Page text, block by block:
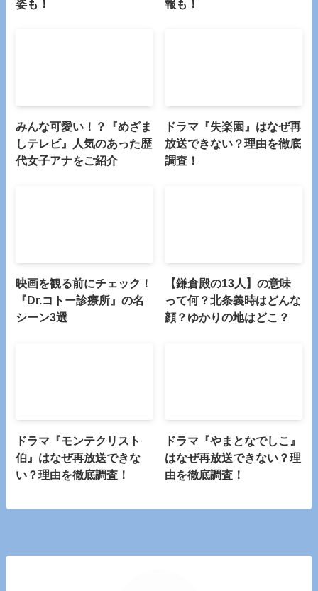
姿も！
報も！
みんな可愛い！？『めざま
しテレビ』人気のあった歴
代女子アナをご紹介
ドラマ『失楽園』はなぜ再
放送できない？理由を徹底
調査！
映画を観る前にチェック！
『Dr.コトー診療所』の名
シーン3選
【鎌倉殿の13人】の意味
って何？北条義時はどんな
顔？ゆかりの地はどこ？
ドラマ『モンテクリスト
伯』はなぜ再放送できな
い？理由を徹底調査！
ドラマ『やまとなでしこ』
はなぜ再放送できない？理
由を徹底調査！